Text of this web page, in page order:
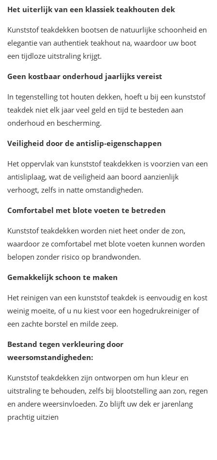
Het uiterlijk van een klassiek teakhouten dek
Kunststof teakdekken bootsen de natuurlijke schoonheid en
elegantie van authentiek teakhout na, waardoor uw boot
een tijdloze uitstraling krijgt.
Geen kostbaar onderhoud jaarlijks vereist
In tegenstelling tot houten dekken, hoeft u bij een kunststof
teakdek niet elk jaar veel geld en tijd te besteden aan
onderhoud en bescherming.
Veiligheid door de antislip-eigenschappen
Het oppervlak van kunststof teakdekken is voorzien van een
antisliplaag, wat de veiligheid aan boord aanzienlijk
verhoogt, zelfs in natte omstandigheden.
Comfortabel met blote voeten te betreden
Kunststof teakdekken worden niet heet onder de zon,
waardoor ze comfortabel met blote voeten kunnen worden
belopen zonder risico op brandwonden.
Gemakkelijk schoon te maken
Het reinigen van een kunststof teakdek is eenvoudig en kost
weinig moeite, of u nu kiest voor een hogedrukreiniger of
een zachte borstel en milde zeep.
Bestand tegen verkleuring door
weersomstandigheden:
Kunststof teakdekken zijn ontworpen om hun kleur en
uitstraling te behouden, zelfs bij blootstelling aan zon, regen
en andere weersinvloeden. Zo blijft uw dek er jarenlang
prachtig uitzien